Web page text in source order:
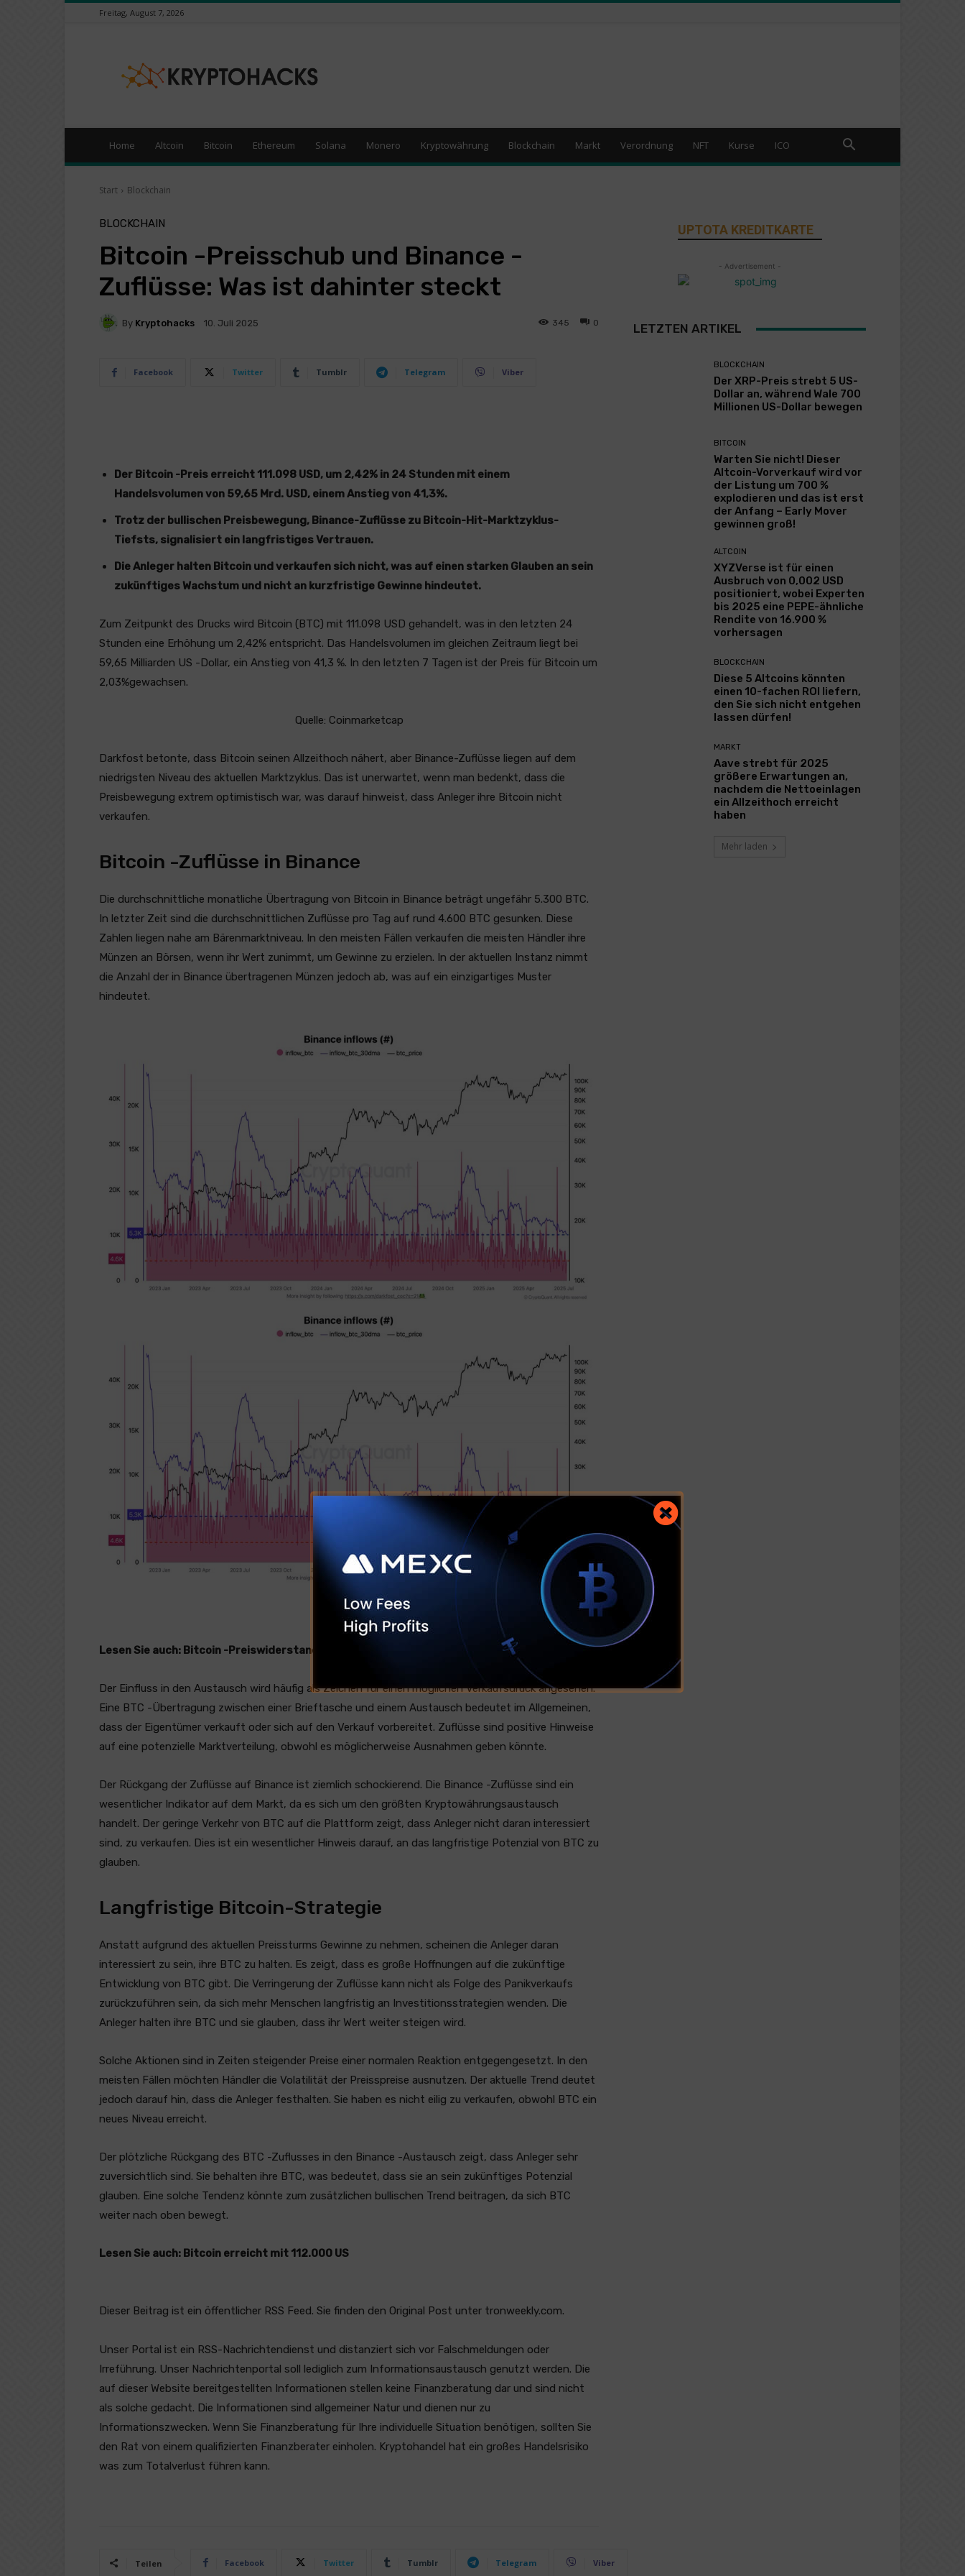
Freitag, August 7, 2026
–
Kryptowährungen
News
Portal
Home Altcoin Bitcoin Ethereum Solana Monero Kryptowährung Blockchain Markt Verordnung NFT Kurse ICO
Start Blockchain
BLOCKCHAIN
Bitcoin -Preisschub und Binance -
Zuflüsse: Was ist dahinter steckt
By Kryptohacks 10. Juli 2025 0
345
Facebook Twitter Tumblr Telegram Viber
Der Bitcoin -Preis erreicht 111.098 USD, um 2,42% in 24 Stunden mit einem
Handelsvolumen von 59,65 Mrd. USD, einem Anstieg von 41,3%.
Trotz der bullischen Preisbewegung, Binance-Zuflüsse zu Bitcoin-Hit-Marktzyklus-
Tiefsts, signalisiert ein langfristiges Vertrauen.
Die Anleger halten Bitcoin und verkaufen sich nicht, was auf einen starken Glauben an sein
zukünftiges Wachstum und nicht an kurzfristige Gewinne hindeutet.
Zum Zeitpunkt des Drucks wird Bitcoin (BTC) mit 111.098 USD gehandelt, was in den letzten 24
Stunden eine Erhöhung um 2,42% entspricht. Das Handelsvolumen im gleichen Zeitraum liegt bei
59,65 Milliarden US -Dollar, ein Anstieg von 41,3 %. In den letzten 7 Tagen ist der Preis für Bitcoin um
2,03%gewachsen.
Quelle: Coinmarketcap
Darkfost betonte, dass Bitcoin seinen Allzeithoch nähert, aber Binance-Zuflüsse liegen auf dem
niedrigsten Niveau des aktuellen Marktzyklus. Das ist unerwartet, wenn man bedenkt, dass die
Preisbewegung extrem optimistisch war, was darauf hinweist, dass Anleger ihre Bitcoin nicht
verkaufen.
Bitcoin -Zuflüsse in Binance
Die durchschnittliche monatliche Übertragung von Bitcoin in Binance beträgt ungefähr 5.300 BTC.
In letzter Zeit sind die durchschnittlichen Zuflüsse pro Tag auf rund 4.600 BTC gesunken. Diese
Zahlen liegen nahe am Bärenmarktniveau. In den meisten Fällen verkaufen die meisten Händler ihre
Münzen an Börsen, wenn ihr Wert zunimmt, um Gewinne zu erzielen. In der aktuellen Instanz nimmt
die Anzahl der in Binance übertragenen Münzen jedoch ab, was auf ein einzigartiges Muster
hindeutet.
Quelle: x
Lesen Sie auch: Bitcoin -Preiswiderstand 110.000 $ THET TEST MIT BULLISH DOMPER RETest
Der Einfluss in den Austausch wird häufig als Zeichen für einen möglichen Verkaufsdruck angesehen.
Eine BTC -Übertragung zwischen einer Brieftasche und einem Austausch bedeutet im Allgemeinen,
dass der Eigentümer verkauft oder sich auf den Verkauf vorbereitet. Zuflüsse sind positive Hinweise
auf eine potenzielle Marktverteilung, obwohl es möglicherweise Ausnahmen geben könnte.
Der Rückgang der Zuflüsse auf Binance ist ziemlich schockierend. Die Binance -Zuflüsse sind ein
wesentlicher Indikator auf dem Markt, da es sich um den größten Kryptowährungsaustausch
handelt. Der geringe Verkehr von BTC auf die Plattform zeigt, dass Anleger nicht daran interessiert
sind, zu verkaufen. Dies ist ein wesentlicher Hinweis darauf, an das langfristige Potenzial von BTC zu
glauben.
Langfristige Bitcoin-Strategie
Anstatt aufgrund des aktuellen Preissturms Gewinne zu nehmen, scheinen die Anleger daran
interessiert zu sein, ihre BTC zu halten. Es zeigt, dass es große Hoffnungen auf die zukünftige
Entwicklung von BTC gibt. Die Verringerung der Zuflüsse kann nicht als Folge des Panikverkaufs
zurückzuführen sein, da sich mehr Menschen langfristig an Investitionsstrategien wenden. Die
Anleger halten ihre BTC und sie glauben, dass ihr Wert weiter steigen wird.
Solche Aktionen sind in Zeiten steigender Preise einer normalen Reaktion entgegengesetzt. In den
meisten Fällen möchten Händler die Volatilität der Preisspreise ausnutzen. Der aktuelle Trend deutet
jedoch darauf hin, dass die Anleger festhalten. Sie haben es nicht eilig zu verkaufen, obwohl BTC ein
neues Niveau erreicht.
Der plötzliche Rückgang des BTC -Zuflusses in den Binance -Austausch zeigt, dass Anleger sehr
zuversichtlich sind. Sie behalten ihre BTC, was bedeutet, dass sie an sein zukünftiges Potenzial
glauben. Eine solche Tendenz könnte zum zusätzlichen bullischen Trend beitragen, da sich BTC
weiter nach oben bewegt.
Lesen Sie auch: Bitcoin erreicht mit 112.000 US
Dieser Beitrag ist ein öffentlicher RSS Feed. Sie finden den Original Post unter tronweekly.com.
Unser Portal ist ein RSS-Nachrichtendienst und distanziert sich vor Falschmeldungen oder
Irreführung. Unser Nachrichtenportal soll lediglich zum Informationsaustausch genutzt werden. Die
auf dieser Website bereitgestellten Informationen stellen keine Finanzberatung dar und sind nicht
als solche gedacht. Die Informationen sind allgemeiner Natur und dienen nur zu
Informationszwecken. Wenn Sie Finanzberatung für Ihre individuelle Situation benötigen, sollten Sie
den Rat von einem qualifizierten Finanzberater einholen. Kryptohandel hat ein großes Handelsrisiko
was zum Totalverlust führen kann.
Teilen Facebook Twitter Tumblr Telegram Viber
UPTOTA KREDITKARTE
- Advertisement -
LETZTEN ARTIKEL
BLOCKCHAIN
Der XRP-Preis strebt 5 US-
Dollar an, während Wale 700
Millionen US-Dollar bewegen
BITCOIN
Warten Sie nicht! Dieser
Altcoin-Vorverkauf wird vor
der Listung um 700 %
explodieren und das ist erst
der Anfang – Early Mover
gewinnen groß!
ALTCOIN
XYZVerse ist für einen
Ausbruch von 0,002 USD
positioniert, wobei Experten
bis 2025 eine PEPE-ähnliche
Rendite von 16.900 %
vorhersagen
BLOCKCHAIN
Diese 5 Altcoins könnten
einen 10-fachen ROI liefern,
den Sie sich nicht entgehen
lassen dürfen!
MARKT
Aave strebt für 2025
größere Erwartungen an,
nachdem die Nettoeinlagen
ein Allzeithoch erreicht
haben
Mehr laden